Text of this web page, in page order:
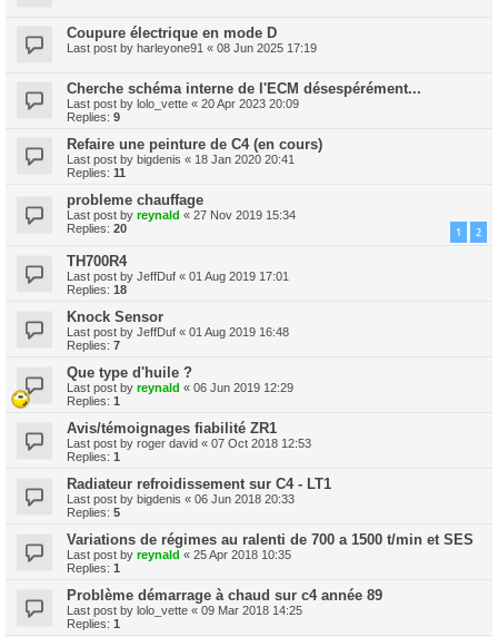
Coupure électrique en mode D
Last post by harleyone91 « 08 Jun 2025 17:19
Cherche schéma interne de l'ECM désespérément...
Last post by lolo_vette « 20 Apr 2023 20:09
Replies: 9
Refaire une peinture de C4 (en cours)
Last post by bigdenis « 18 Jan 2020 20:41
Replies: 11
probleme chauffage
Last post by reynald « 27 Nov 2019 15:34
Replies: 20 1 2
TH700R4
Last post by JeffDuf « 01 Aug 2019 17:01
Replies: 18
Knock Sensor
Last post by JeffDuf « 01 Aug 2019 16:48
Replies: 7
Que type d'huile ?
Last post by reynald « 06 Jun 2019 12:29
Replies: 1
Avis/témoignages fiabilité ZR1
Last post by roger david « 07 Oct 2018 12:53
Replies: 1
Radiateur refroidissement sur C4 - LT1
Last post by bigdenis « 06 Jun 2018 20:33
Replies: 5
Variations de régimes au ralenti de 700 a 1500 t/min et SES
Last post by reynald « 25 Apr 2018 10:35
Replies: 1
Problème démarrage à chaud sur c4 année 89
Last post by lolo_vette « 09 Mar 2018 14:25
Replies: 1